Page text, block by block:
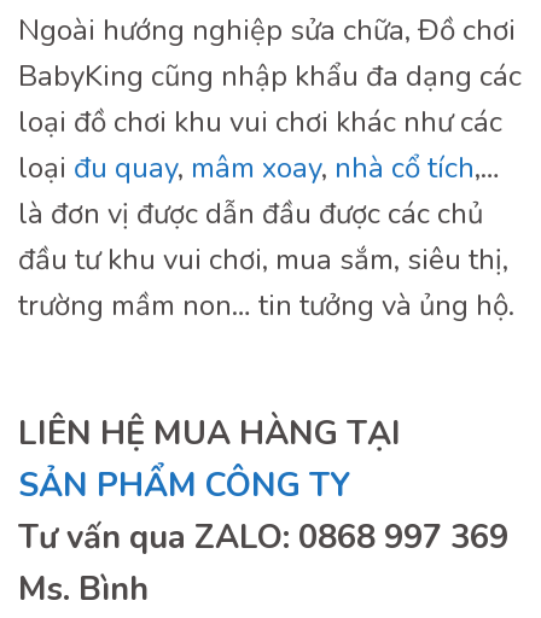
Ngoài hướng nghiệp sửa chữa, Đồ chơi
BabyKing cũng nhập khẩu đa dạng các
loại đồ chơi khu vui chơi khác như các
loại đu quay, mâm xoay, nhà cổ tích,…
là đơn vị được dẫn đầu được các chủ
đầu tư khu vui chơi, mua sắm, siêu thị,
trường mầm non… tin tưởng và ủng hộ.
LIÊN HỆ MUA HÀNG TẠI
SẢN PHẨM CÔNG TY
Tư vấn qua ZALO: 0868 997 369
Ms. Bình